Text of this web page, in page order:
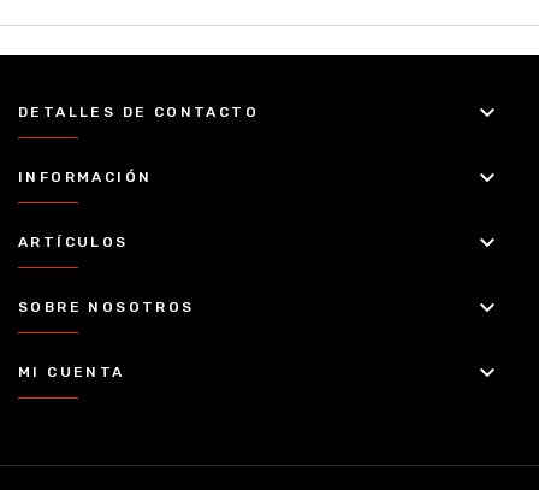
DETALLES DE CONTACTO keyboard_arrow_down
INFORMACIÓN keyboard_arrow_down
ARTÍCULOS keyboard_arrow_down
SOBRE NOSOTROS keyboard_arrow_down
MI CUENTA keyboard_arrow_down